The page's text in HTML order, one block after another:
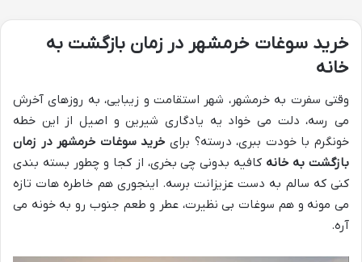
خرید سوغات خرمشهر در زمان بازگشت به
خانه
وقتی سفرت به خرمشهر، شهر استقامت و زیبایی، به روزهای آخرش
می رسه، دلت می خواد یه یادگاری شیرین و اصیل از این خطه
خونگرم با خودت ببری، درسته؟ برای خرید سوغات خرمشهر در زمان
بازگشت به خانه کافیه بدونی چی بخری، از کجا و چطور بسته بندی
کنی که سالم به دست عزیزانت برسه. اینجوری هم خاطره هات تازه
می مونه و هم سوغات بی نظیرت، عطر و طعم جنوب رو به خونه می
آره.